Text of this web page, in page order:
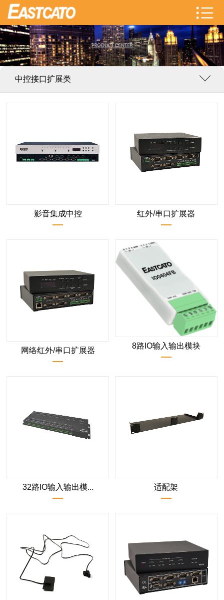
中控接口扩展类
影音集成中控 红外/串口扩展器
网络红外/串口扩展器
8路IO输入输出模块
32路IO输入输出模... 适配架